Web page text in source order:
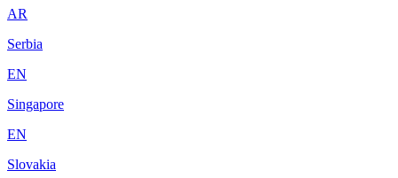
AR
Serbia
EN
Singapore
EN
Slovakia